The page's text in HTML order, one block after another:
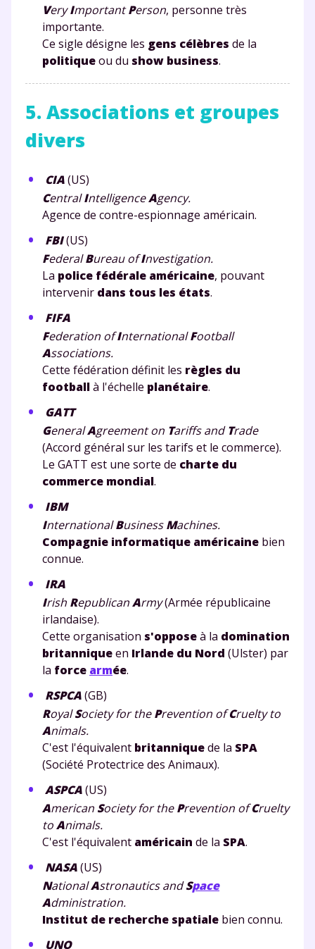
VeryImportantPerson, personne très
importante.
Ce sigle désigne les gens célèbres de la
politiqueou du show business.
5. Associations et groupes
divers
CIA(US)
CentralIntelligenceAgency.
Agence de contre-espionnage américain.
FBI(US)
FederalBureau ofInvestigation.
La police fédérale américaine, pouvant
intervenir dans tous les états.
FIFA
Federation ofInternationalFootball
Associations.
Cette fédération définit les règles du
footballà l'échelle planétaire.
GATT
GeneralAgreement on Tariffs andTrade
(Accord général sur les tarifs et le commerce).
Le GATT est une sorte de charte du
commerce mondial.
IBM
InternationalBusinessMachines.
Compagnie informatique américaine bien
connue.
IRA
Irish RepublicanArmy(Armée républicaine
irlandaise).
Cette organisation s'opposeà la domination
britanniqueen Irlande du Nord (Ulster) par
la force armée.
RSPCA(GB)
RoyalSociety for thePrevention ofCruelty to
Animals.
C'est l'équivalent britanniquede la SPA
(Société Protectrice des Animaux).
ASPCA(US)
American Society for thePrevention ofCruelty
toAnimals.
C'est l'équivalent américain de la SPA.
NASA(US)
NationalAstronautics andSpace
Administration.
Institut de recherche spatiale bien connu.
UNO
Envie de progresser
et de réussir votre
année scolaire ?
Testez gratuitement
pendant 24h notre
plateforme de soutien
scolaire !
Fiches de cours et vidéos
corrigés
podcasts de révisions
Un
espace dédié aux parents
suivre les progrès
Tout le programme scolaire du CP à
Des profs expérimentés disponibles
à la demande par tchat, audio ou
vidéo
TESTER GRATUITEMENT
* Votre code d'accès sera envoyé à cette adresse e-mail. En